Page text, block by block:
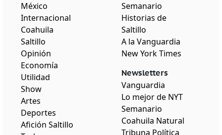
México
Internacional
Coahuila
Saltillo
Opinión
Economía
Utilidad
Show
Artes
Deportes
Afición Saltillo
Semanario
Historias de
Saltillo
A la Vanguardia
New York Times
Newsletters
Vanguardia
Lo mejor de NYT
Semanario
Coahuila Natural
Tribuna Política